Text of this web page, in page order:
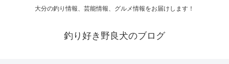
大分の釣り情報、芸能情報、グルメ情報をお届けします！
釣り好き野良犬のブログ